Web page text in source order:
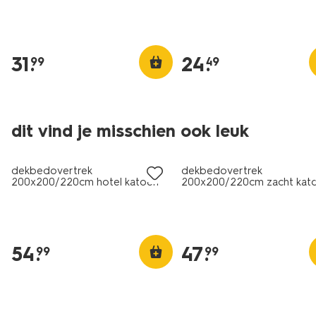
31.
99 24.
49
dit vind je misschien ook leuk
30% korting
met je HEMA pas
dekbedovertrek
200x200/220cm hotel katoen
54.
99
dekbedovertrek
200x200/220cm zacht
47.
99